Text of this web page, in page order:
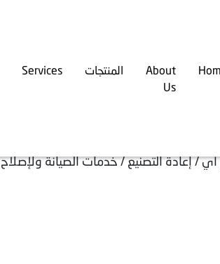
About
Us
المنتجات Services
/ إعادة التصنيع / خدمات الصيانة ولإصلاح